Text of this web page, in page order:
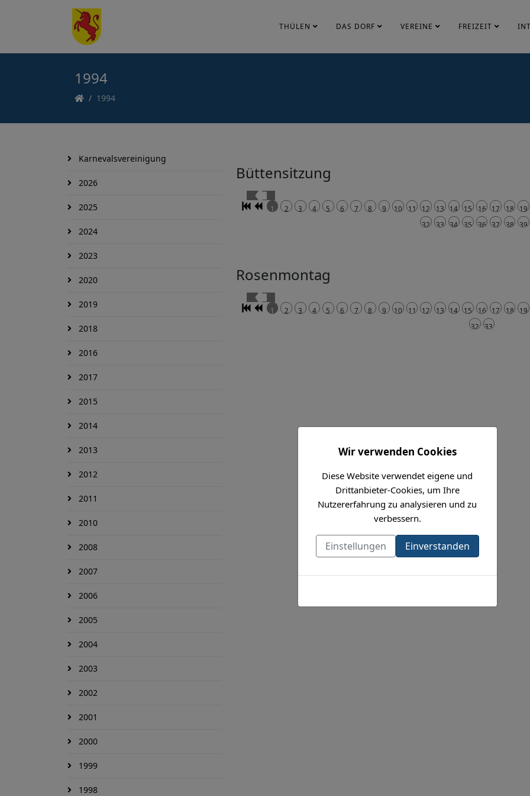
THÜLEN DAS DORF VEREINE FREIZEIT
1994
1994
Karnevalsvereinigung
2026
2025
2024
2023
2020
2019
2018
2016
2017
2015
2014
2013
2012
2011
2010
2008
2007
2006
2005
2004
2003
2002
2001
2000
1999
1998
Büttensitzung
1 2 3 4 5 6 7 8 9 10 11 12 13 14 15 16 17 18 19
32
33 34 35 36 37 38 39
Rosenmontag
1 2 3 4 5 6 7 8 9 10 11 12 13 14 15 16 17 18 19
32
33
Wir verwenden Cookies
Diese Website verwendet eigene und
Drittanbieter-Cookies, um Ihre
Nutzererfahrung zu analysieren und zu
verbessern.
Einstellungen Einverstanden